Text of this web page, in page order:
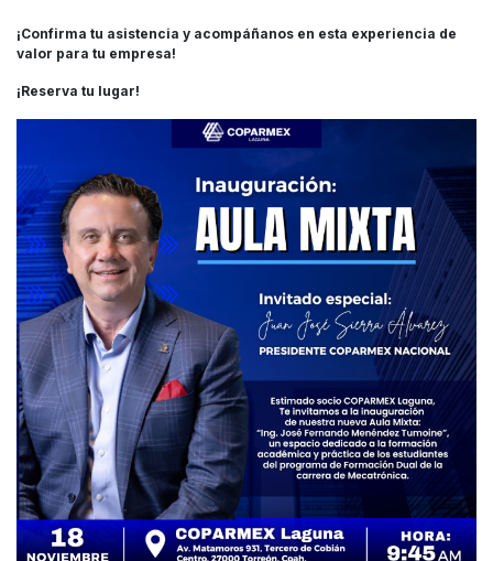
¡Confirma tu asistencia y acompáñanos en esta experiencia de
valor para tu empresa!
¡Reserva tu lugar!